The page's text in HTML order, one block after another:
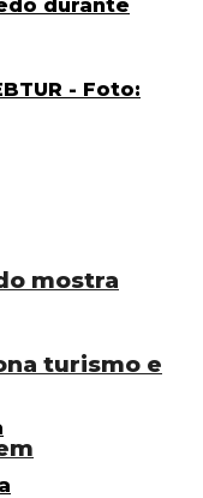
mostra
turismo e